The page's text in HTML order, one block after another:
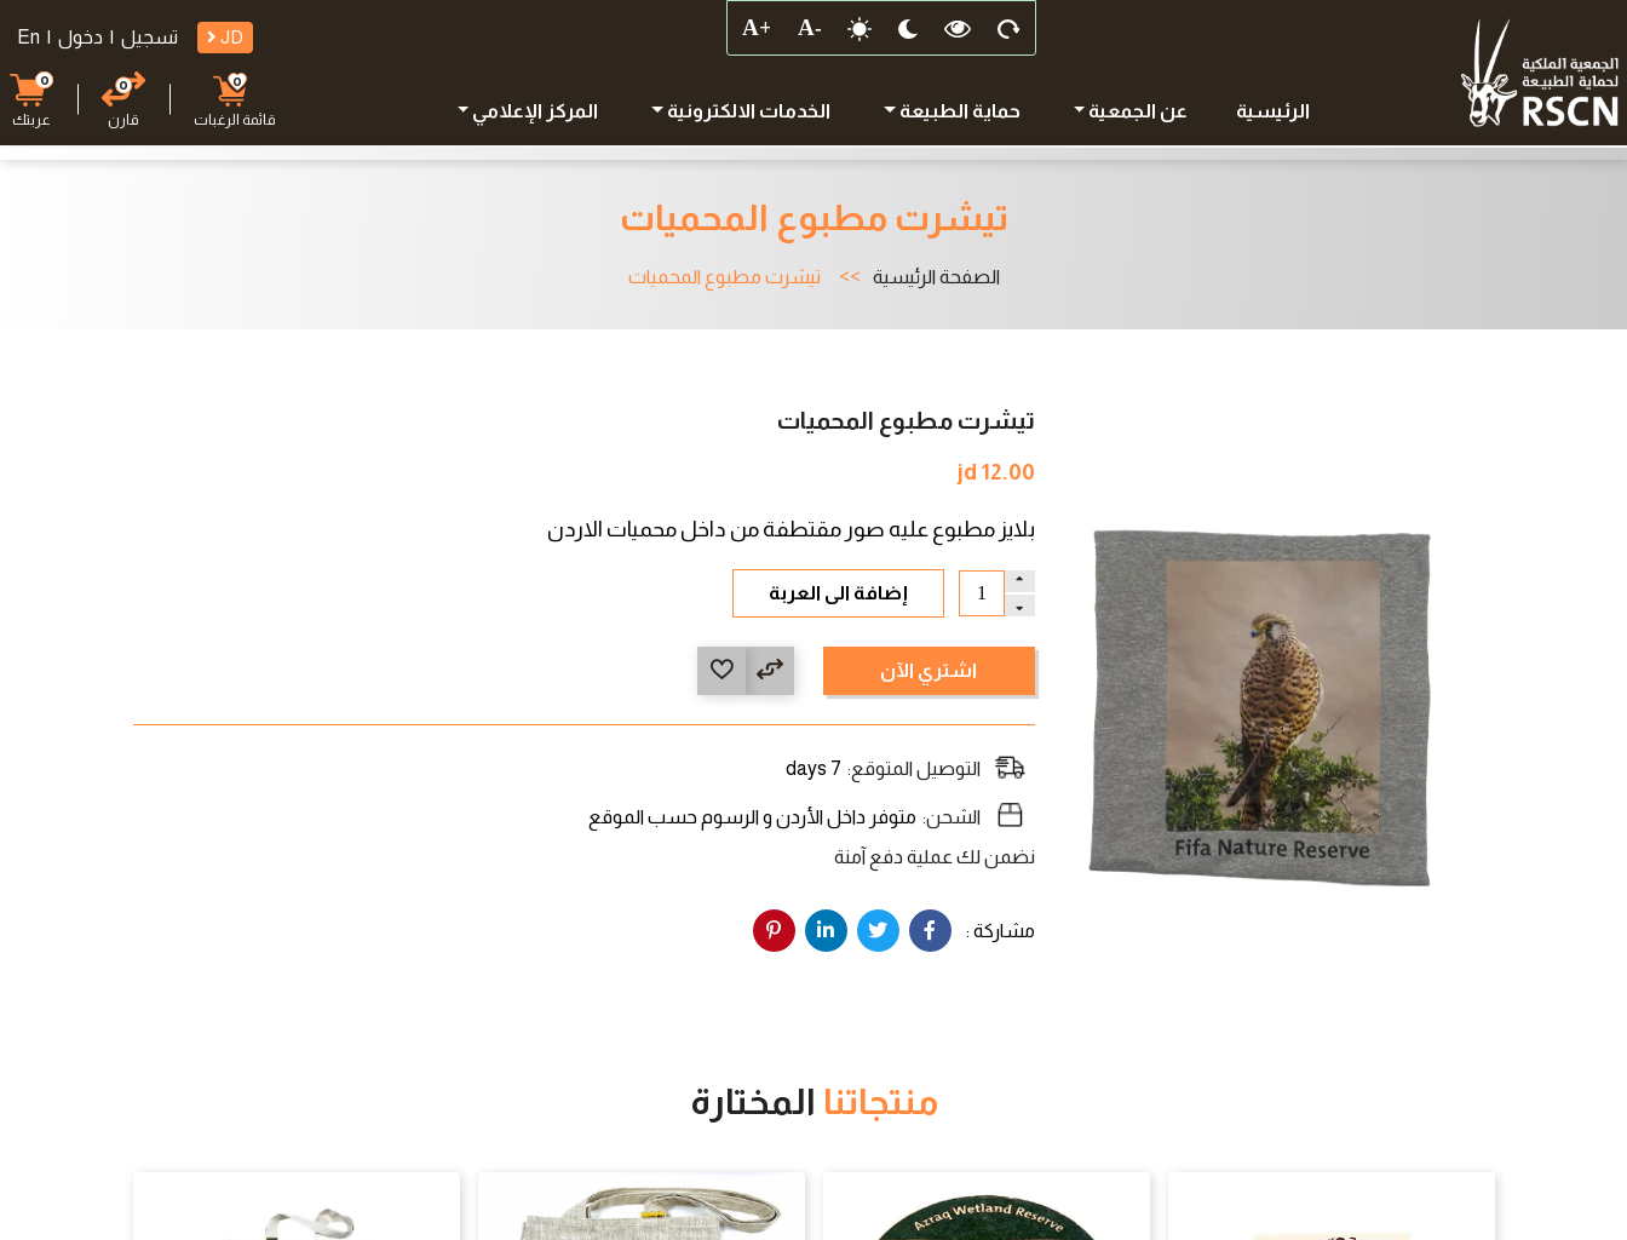
الرئيسية عن الجمعية حماية الطبيعة الخدمات الالكترونية المركز الإعلامي
JD تسجيل | دخول |
En
0
قائمة الرغبات
0
قارن
0
عربتك
تيشرت مطبوع المحميات
الصفحة الرئيسية تيشرت مطبوع المحميات
تيشرت مطبوع المحميات
jd 12.00
بلايز مطبوع عليه صور مقتطفة من داخل محميات الاردن
إضافة الى العربة
اشتري الآن
التوصيل المتوقع: 7 days
الشحن: متوفر داخل الأردن و الرسوم حسب الموقع
نضمن لك عملية دفع آمنة
مشاركة :
منتجاتنا المختارة